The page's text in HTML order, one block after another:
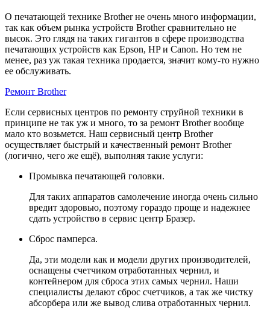
О печатающей технике Brother не очень много информации,
так как объем рынка устройств Brother сравнительно не
высок. Это глядя на таких гигантов в сфере производства
печатающих устройств как Epson, HP и Canon. Но тем не
менее, раз уж такая техника продается, значит кому-то нужно
ее обслуживать.
Ремонт Brother
Если сервисных центров по ремонту струйной техники в
принципе не так уж и много, то за ремонт Brother вообще
мало кто возьмется. Наш сервисный центр Brother
осуществляет быстрый и качественный ремонт Brother
(логично, чего же ещё), выполняя такие услуги:
Промывка печатающей головки.
Для таких аппаратов самолечение иногда очень сильно
вредит здоровью, поэтому гораздо проще и надежнее
сдать устройство в сервис центр Бразер.
Сброс памперса.
Да, эти модели как и модели других производителей,
оснащены счетчиком отработанных чернил, и
контейнером для сброса этих самых чернил. Наши
специалисты делают сброс счетчиков, а так же чистку
абсорбера или же вывод слива отработанных чернил.